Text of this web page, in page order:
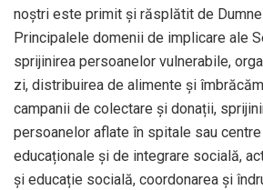
noștri este primit și răsplătit de
Principalele domenii de implicare ale
sprijinirea persoanelor vulnerabile,
zi, distribuirea de alimente și
campanii de colectare și donații,
persoanelor aflate în spitale sau
educaționale și de integrare socială,
și educație socială, coordonarea și